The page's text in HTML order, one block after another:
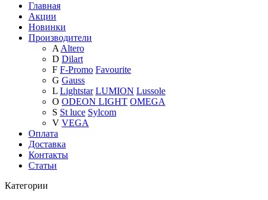
Главная
Акции
Новинки
Производители
AAltero
D Dilart
F F-Promo Favourite
G Gauss
L Lightstar LUMION Lussole
O ODEON LIGHT OMEGA
S St luce Sylcom
V VEGA
Оплата
Доставка
Контакты
Статьи
Категории